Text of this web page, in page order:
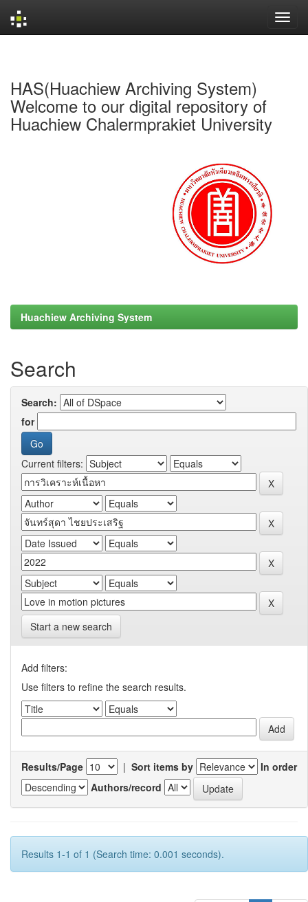
HAS(Huachiew Archiving System)
Welcome to our digital repository of
Huachiew Chalermprakiet University
Huachiew Archiving System
Search
Search:
for
Current filters:
Start a new search
Add filters:
Use filters to refine the search results.
Results/Page | Sort items by
In order
Authors/record
Results 1-1 of 1 (Search time: 0.001 seconds).